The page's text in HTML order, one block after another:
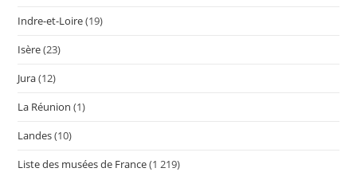
Indre-et-Loire(19)
Isère(23)
Jura(12)
La Réunion (1)
Landes(10)
Liste des musées de France(1 219)